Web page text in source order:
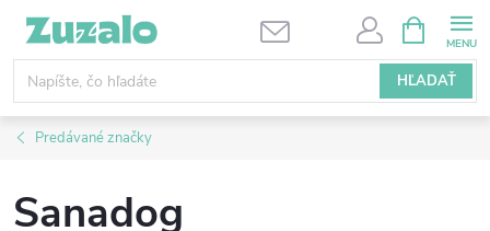
Prejsť
obsah
HĽADAŤ
KOŠÍK
Predávané značky
Sanadog